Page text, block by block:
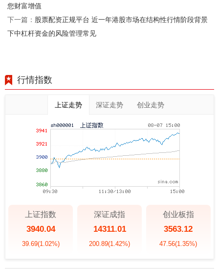
您财富增值
下一篇： 股票配资正规平台 近一年港股市场在结构性行情阶段背景
下中杠杆资金的风险管理常见
行情指数
上证走势 深证走势 创业走势
上证指数
3940.04
39.69(1.02%)
深证成指
14311.01
200.89(1.42%)
创业板指
3563.12
47.56(1.35%)